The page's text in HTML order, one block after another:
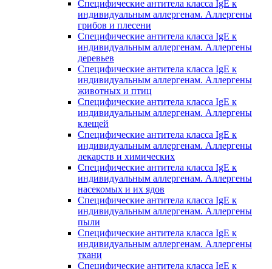
Специфические антитела класса IgE к
индивидуальным аллергенам. Аллергены
грибов и плесени
Специфические антитела класса IgE к
индивидуальным аллергенам. Аллергены
деревьев
Специфические антитела класса IgE к
индивидуальным аллергенам. Аллергены
животных и птиц
Специфические антитела класса IgE к
индивидуальным аллергенам. Аллергены
клещей
Специфические антитела класса IgE к
индивидуальным аллергенам. Аллергены
лекарств и химических
Специфические антитела класса IgE к
индивидуальным аллергенам. Аллергены
насекомых и их ядов
Специфические антитела класса IgE к
индивидуальным аллергенам. Аллергены
пыли
Специфические антитела класса IgE к
индивидуальным аллергенам. Аллергены
ткани
Специфические антитела класса IgE к